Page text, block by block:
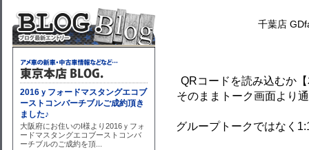
千葉店
QRコードを読み込むか
そのままトーク画面より
グループトークではなく